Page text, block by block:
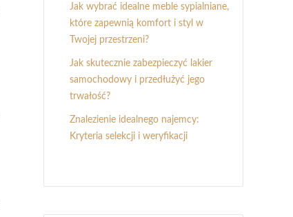
Jak wybrać idealne meble sypialniane,
które zapewnią komfort i styl w
Twojej przestrzeni?
Jak skutecznie zabezpieczyć lakier
samochodowy i przedłużyć jego
trwałość?
Znalezienie idealnego najemcy:
Kryteria selekcji i weryfikacji